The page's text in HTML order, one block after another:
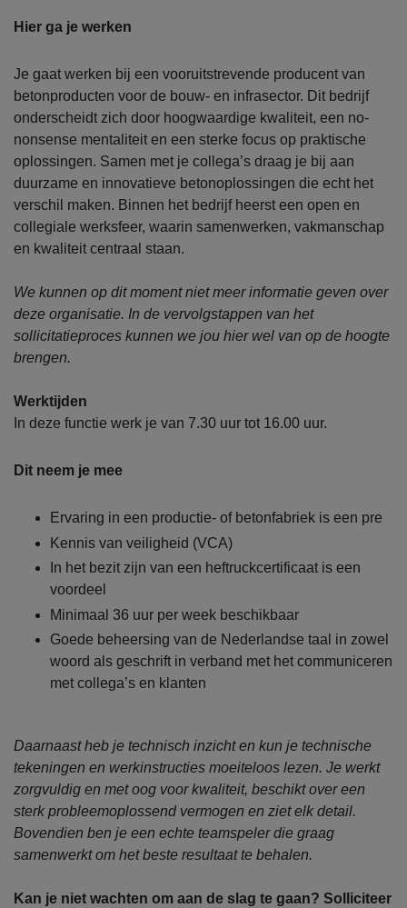
Hier ga je werken
Je gaat werken bij een vooruitstrevende producent van
betonproducten voor de bouw- en infrasector. Dit bedrijf
onderscheidt zich door hoogwaardige kwaliteit, een no-
nonsense mentaliteit en een sterke focus op praktische
oplossingen. Samen met je collega’s draag je bij aan
duurzame en innovatieve betonoplossingen die echt het
verschil maken. Binnen het bedrijf heerst een open en
collegiale werksfeer, waarin samenwerken, vakmanschap
en kwaliteit centraal staan.
We kunnen op dit moment niet meer informatie geven over
deze organisatie. In de vervolgstappen van het
sollicitatieproces kunnen we jou hier wel van op de hoogte
brengen.
Werktijden
In deze functie werk je van 7.30 uur tot 16.00 uur.
Dit neem je mee
Ervaring in een productie- of betonfabriek is een pre
Kennis van veiligheid (VCA)
In het bezit zijn van een heftruckcertificaat is een
voordeel
Minimaal 36 uur per week beschikbaar
Goede beheersing van de Nederlandse taal in zowel
woord als geschrift in verband met het communiceren
met collega’s en klanten
Daarnaast heb je technisch inzicht en kun je technische
tekeningen en werkinstructies moeiteloos lezen. Je werkt
zorgvuldig en met oog voor kwaliteit, beschikt over een
sterk probleemoplossend vermogen en ziet elk detail.
Bovendien ben je een echte teamspeler die graag
samenwerkt om het beste resultaat te behalen.
Kan je niet wachten om aan de slag te gaan? Solliciteer